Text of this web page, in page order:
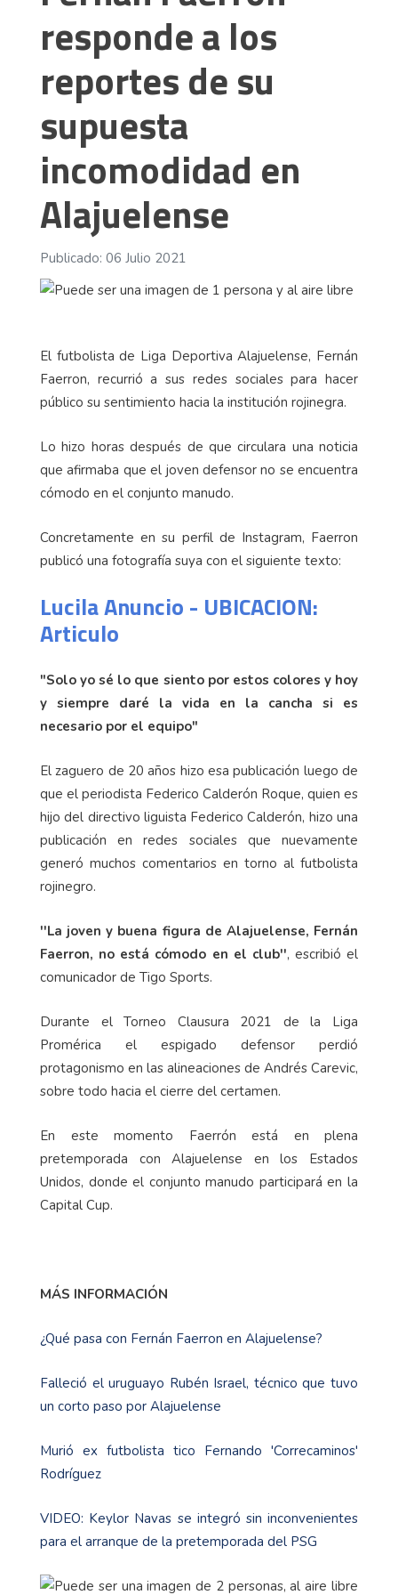
responde a los
reportes de su
supuesta
incomodidad en
Alajuelense
Publicado: 06 Julio 2021
El futbolista de Liga Deportiva Alajuelense, Fernán
Faerron, recurrió a sus redes sociales para hacer
público su sentimiento hacia la institución rojinegra.
Lo hizo horas después de que circulara una noticia
que afirmaba que el joven defensor no se encuentra
cómodo en el conjunto manudo.
Concretamente en su perfil de Instagram, Faerron
publicó una fotografía suya con el siguiente texto:
Lucila Anuncio - UBICACION:
Articulo
"Solo yo sé lo que siento por estos colores y hoy
y siempre daré la vida en la cancha si es
necesario por el equipo"
El zaguero de 20 años hizo esa publicación luego de
que el periodista Federico Calderón Roque, quien es
hijo del directivo liguista Federico Calderón, hizo una
publicación en redes sociales que nuevamente
generó muchos comentarios en torno al futbolista
rojinegro.
''La joven y buena figura de Alajuelense, Fernán
Faerron, no está cómodo en el club'', escribió el
comunicador de Tigo Sports.
Durante el Torneo Clausura 2021 de la Liga
Promérica el espigado defensor perdió
protagonismo en las alineaciones de Andrés Carevic,
sobre todo hacia el cierre del certamen.
En este momento Faerrón está en plena
pretemporada con Alajuelense en los Estados
Unidos, donde el conjunto manudo participará en la
Capital Cup.
MÁS INFORMACIÓN
¿Qué pasa con Fernán Faerron en Alajuelense?
Falleció el uruguayo Rubén Israel, técnico que tuvo
un corto paso por Alajuelense
Murió ex futbolista tico Fernando 'Correcaminos'
Rodríguez
VIDEO: Keylor Navas se integró sin inconvenientes
para el arranque de la pretemporada del PSG